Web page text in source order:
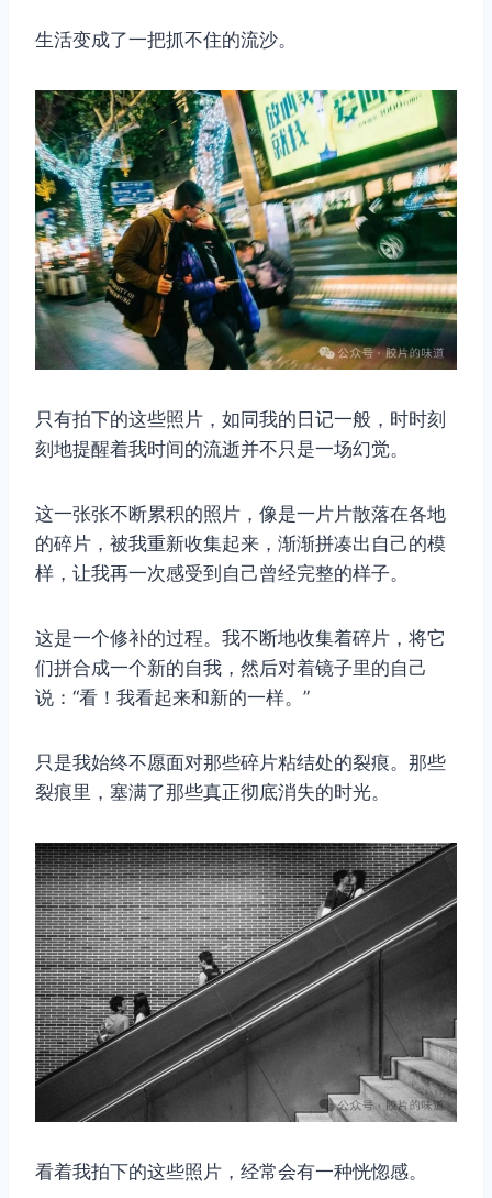
生活变成了一把抓不住的流沙。
只有拍下的这些照片，如同我的日记一般，时时刻
刻地提醒着我时间的流逝并不只是一场幻觉。
这一张张不断累积的照片，像是一片片散落在各地
的碎片，被我重新收集起来，渐渐拼凑出自己的模
样，让我再一次感受到自己曾经完整的样子。
这是一个修补的过程。我不断地收集着碎片，将它
们拼合成一个新的自我，然后对着镜子里的自己
说：“看！我看起来和新的一样。”
只是我始终不愿面对那些碎片粘结处的裂痕。那些
裂痕里，塞满了那些真正彻底消失的时光。
看着我拍下的这些照片，经常会有一种恍惚感。
取消 搜索